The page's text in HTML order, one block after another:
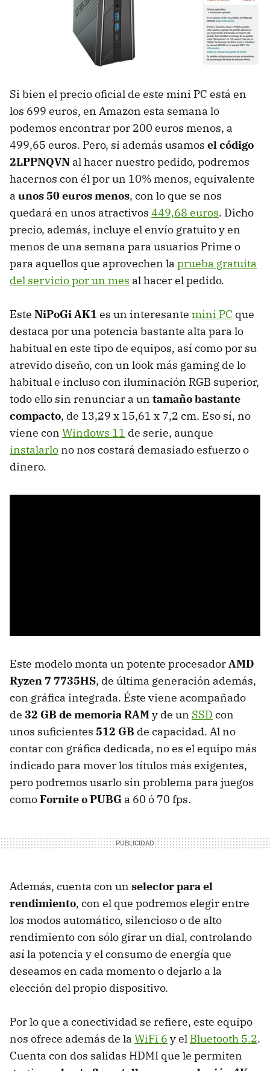
Si bien el precio oficial de este mini PC está en
los 699 euros, en Amazon esta semana lo
podemos encontrar por 200 euros menos, a
499,65 euros. Pero, si además usamos el código
2LPPNQVN al hacer nuestro pedido, podremos
hacernos con él por un 10% menos, equivalente
a unos 50 euros menos, con lo que se nos
quedará en unos atractivos 449,68 euros. Dicho
precio, además, incluye el envío gratuito y en
menos de una semana para usuarios Prime o
para aquellos que aprovechen la prueba gratuita
del servicio por un mes al hacer el pedido.
Este NiPoGi AK1 es un interesante mini PC que
destaca por una potencia bastante alta para lo
habitual en este tipo de equipos, así como por su
atrevido diseño, con un look más gaming de lo
habitual e incluso con iluminación RGB superior,
todo ello sin renunciar a un tamaño bastante
compacto, de 13,29 x 15,61 x 7,2 cm. Eso sí, no
viene con Windows 11 de serie, aunque
instalarlo no nos costará demasiado esfuerzo o
dinero.
Este modelo monta un potente procesadorAMD
Ryzen 7 7735HS, de última generación además,
con gráfica integrada. Éste viene acompañado
de 32 GB de memoria RAMy de un SSD con
unos suficientes 512 GB de capacidad. Al no
contar con gráfica dedicada, no es el equipo más
indicado para mover los títulos más exigentes,
pero podremos usarlo sin problema para juegos
comoFornite o PUBG a 60 ó 70 fps.
Además, cuenta con un selector para el
rendimiento, con el que podremos elegir entre
los modos automático, silencioso o de alto
rendimiento con sólo girar un dial, controlando
así la potencia y el consumo de energía que
deseamos en cada momento o dejarlo a la
elección del propio dispositivo.
Por lo que a conectividad se refiere, este equipo
nos ofrece además de la WiFi 6 y el Bluetooth 5.2.
Cuenta con dos salidas HDMI que le permiten